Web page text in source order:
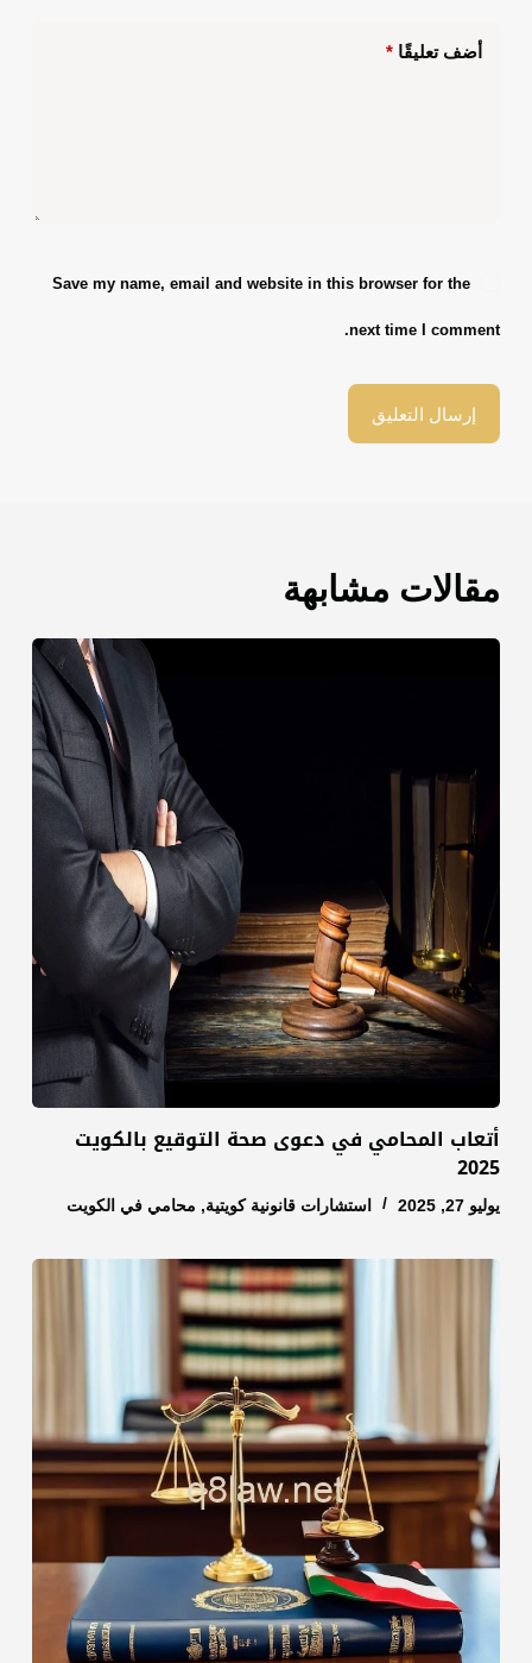
أضف تعليقًا *
Save my name, email and website in this browser for the
next time I comment.
إرسال التعليق
مقالات مشابهة
أتعاب المحامي في دعوى صحة التوقيع بالكويت
2025
يوليو 27, 2025 استشارات قانونية كويتية, محامي في الكويت